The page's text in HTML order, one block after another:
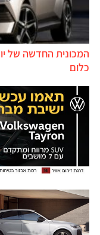
המכונית החדשה של
כלום